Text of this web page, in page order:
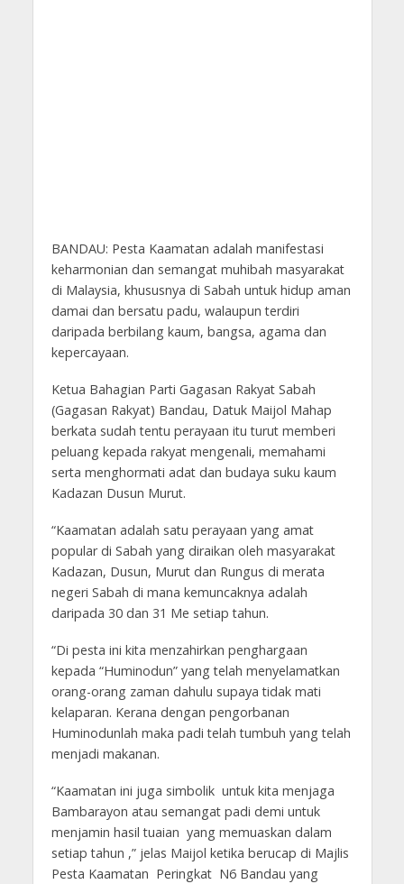
BANDAU: Pesta Kaamatan adalah manifestasi
keharmonian dan semangat muhibah masyarakat
di Malaysia, khususnya di Sabah untuk hidup aman
damai dan bersatu padu, walaupun terdiri
daripada berbilang kaum, bangsa, agama dan
kepercayaan.
Ketua Bahagian Parti Gagasan Rakyat Sabah
(Gagasan Rakyat) Bandau, Datuk Maijol Mahap
berkata sudah tentu perayaan itu turut memberi
peluang kepada rakyat mengenali, memahami
serta menghormati adat dan budaya suku kaum
Kadazan Dusun Murut.
“Kaamatan adalah satu perayaan yang amat
popular di Sabah yang diraikan oleh masyarakat
Kadazan, Dusun, Murut dan Rungus di merata
negeri Sabah di mana kemuncaknya adalah
daripada 30 dan 31 Me setiap tahun.
“Di pesta ini kita menzahirkan penghargaan
kepada “Huminodun” yang telah menyelamatkan
orang-orang zaman dahulu supaya tidak mati
kelaparan. Kerana dengan pengorbanan
Huminodunlah maka padi telah tumbuh yang telah
menjadi makanan.
“Kaamatan ini juga simbolik untuk kita menjaga
Bambarayon atau semangat padi demi untuk
menjamin hasil tuaian yang memuaskan dalam
setiap tahun ,” jelas Maijol ketika berucap di Majlis
Pesta Kaamatan Peringkat N6 Bandau yang